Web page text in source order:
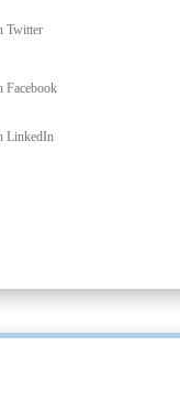
Twitter
Facebook
LinkedIn